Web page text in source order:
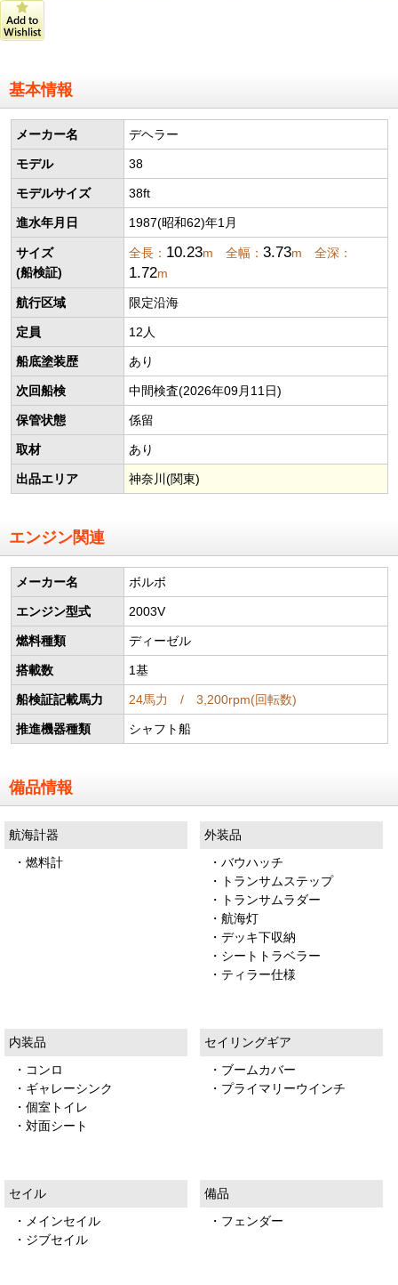
基本情報
メーカー名 デヘラー
モデル 38
モデルサイズ 38ft
進水年月日 1987(昭和62)年1月
サイズ
(船検証)
全長： 10.23m 全幅： 3.73m 全深：
1.72m
航行区域 限定沿海
定員 12人
船底塗装歴 あり
次回船検 中間検査(2026年09月11日)
保管状態 係留
取材 あり
出品エリア 神奈川(関東)
エンジン関連
メーカー名 ボルボ
エンジン型式 2003V
燃料種類 ディーゼル
搭載数 1基
船検証記載馬力 24馬力 / 3,200rpm(回転数)
推進機器種類 シャフト船
備品情報
航海計器
・燃料計
外装品
・バウハッチ
・トランサムステップ
・トランサムラダー
・航海灯
・デッキ下収納
・シートトラベラー
・ティラー仕様
内装品
・コンロ
・ギャレーシンク
・個室トイレ
・対面シート
セイリングギア
・ブームカバー
・プライマリーウインチ
セイル
・メインセイル
・ジブセイル
備品
・フェンダー